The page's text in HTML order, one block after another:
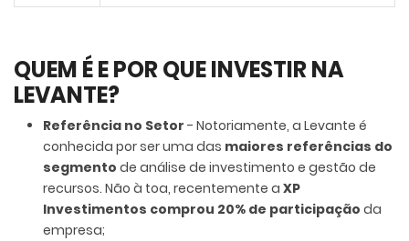
QUEM É E POR QUE INVESTIR NA
LEVANTE?
Referência no Setor - Notoriamente, a Levante é
conhecida por ser uma das maiores referências do
segmento de análise de investimento e gestão de
recursos. Não à toa, recentemente a XP
Investimentos comprou 20% de participação da
empresa;